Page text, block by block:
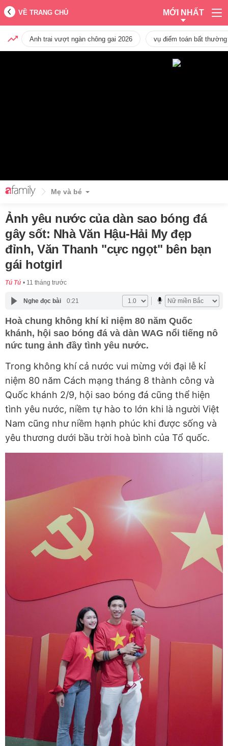
VỀ TRANG CHỦ MỚI NHẤT
Anh trai vượt ngàn chông gai 2026 vụ điểm toán bất
Mẹ và bé
Ảnh yêu nước của dàn sao bóng đá
gây sốt: Nhà Văn Hậu-Hải My đẹp
đỉnh, Văn Thanh "cực ngọt" bên bạn
gái hotgirl
Tú Tú 11 tháng trước
Nghe đọc bài 0:21
Hoà chung không khí kỉ niệm 80 năm Quốc
khánh, hội sao bóng đá và dàn WAG nổi tiếng nô
nức tung ảnh đầy tình yêu nước.
Trong không khí cả nước vui mừng với đại lễ kỉ
niệm 80 năm Cách mạng tháng 8 thành công và
Quốc khánh 2/9, hội sao bóng đá cũng thể hiện
tình yêu nước, niềm tự hào to lớn khi là người Việt
Nam cũng như niềm hạnh phúc khi được sống và
yêu thương dưới bầu trời hoà bình của Tổ quốc.